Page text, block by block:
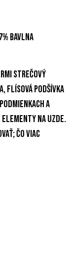
bavlna
strečový
flísová podšívka
a
na uzde.
čo viac